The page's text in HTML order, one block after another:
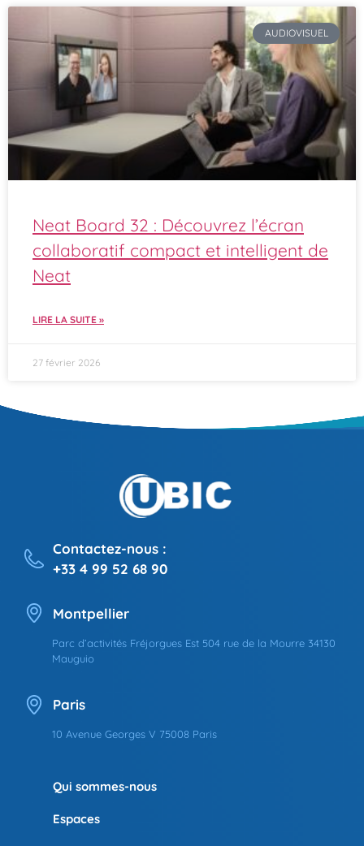
AUDIOVISUEL
Neat Board 32 : Découvrez l’écran
collaboratif compact et intelligent de
Neat
LIRE LA SUITE »
27 février 2026
Contactez-nous :
+33 4 99 52 68 90
Montpellier
Parc d’activités Fréjorgues Est 504 rue de la Mourre 34130
Mauguio
Paris
10 Avenue Georges V 75008 Paris
Qui sommes-nous
Espaces